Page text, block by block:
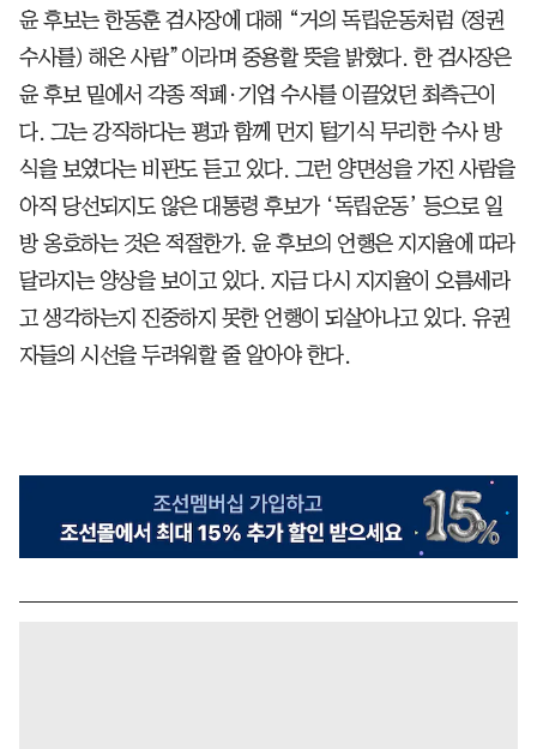
윤 후보는 한동훈 검사장에 대해 “거의 독립운동처럼 (정권
수사를) 해온 사람”이라며 중용할 뜻을 밝혔다. 한 검사장은
윤 후보 밑에서 각종 적폐·기업 수사를 이끌었던 최측근이
다. 그는 강직하다는 평과 함께 먼지 털기식 무리한 수사 방
식을 보였다는 비판도 듣고 있다. 그런 양면성을 가진 사람을
아직 당선되지도 않은 대통령 후보가 ‘독립운동’ 등으로 일
방 옹호하는 것은 적절한가. 윤 후보의 언행은 지지율에 따라
달라지는 양상을 보이고 있다. 지금 다시 지지율이 오름세라
고 생각하는지 진중하지 못한 언행이 되살아나고 있다. 유권
자들의 시선을 두려워할 줄 알아야 한다.